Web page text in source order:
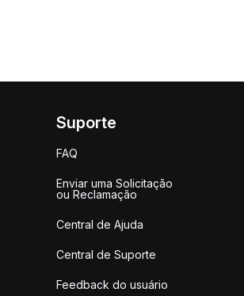
Suporte
FAQ
Enviar uma Solicitação
ou Reclamação
Central de Ajuda
Central de Suporte
Feedback do usuário